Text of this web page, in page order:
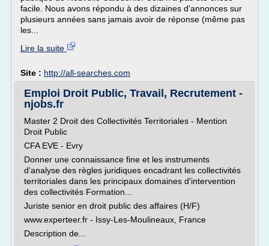
facile. Nous avons répondu à des dizaines d'annonces sur
plusieurs années sans jamais avoir de réponse (même pas
les...
Lire la suite
Site : http://all-searches.com
Emploi Droit Public, Travail, Recrutement -
njobs.fr
Master 2 Droit des Collectivités Territoriales - Mention
Droit Public
CFA EVE - Evry
Donner une connaissance fine et les instruments
d'analyse des règles juridiques encadrant les collectivités
territoriales dans les principaux domaines d'intervention
des collectivités Formation...
Juriste senior en droit public des affaires (H/F)
www.experteer.fr - Issy-Les-Moulineaux, France
Description de...